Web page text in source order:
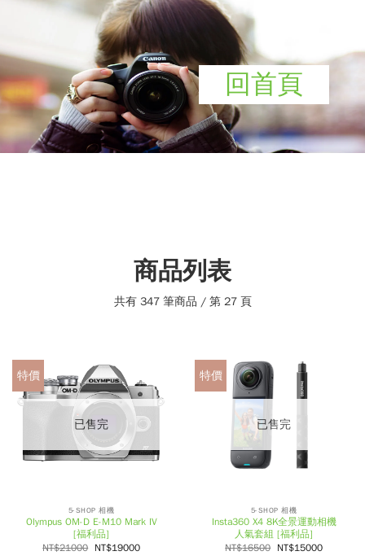
回首頁
商品列表
共有 347 筆商品 / 第 27 頁
特價
已售完
5-SHOP 相機
Olympus OM-D E-M10 Mark IV
[福利品]
NT$21000 NT$19000
特價
已售完
5-SHOP 相機
Insta360 X4 8K全景運動相機
人氣套組 [福利品]
NT$16500 NT$15000